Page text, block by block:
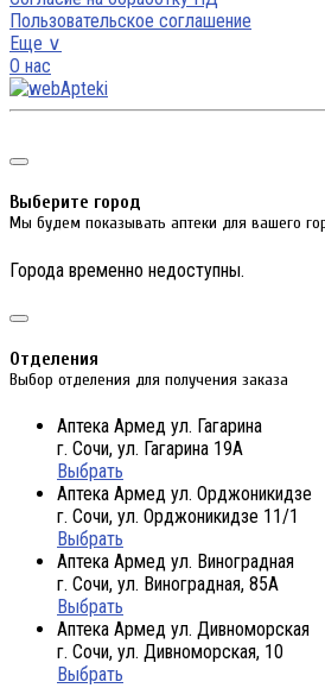
Пользовательское соглашение
Еще ∨
О нас
Выберите город
Мы будем показывать аптеки для вашего
Города временно недоступны.
Отделения
Выбор отделения для получения заказа
Аптека Армед ул. Гагарина
г. Сочи, ул. Гагарина 19А
Выбрать
Аптека Армед ул. Орджоникидзе
г. Сочи, ул. Орджоникидзе 11/1
Выбрать
Аптека Армед ул. Виноградная
г. Сочи, ул. Виноградная, 85А
Выбрать
Аптека Армед ул. Дивноморская
г. Сочи, ул. Дивноморская, 10
Выбрать